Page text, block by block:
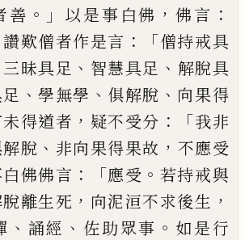
善 。」 以是事白佛 ， 佛言 ：
讚歎僧者作是言 ：「僧持戒具
三昧具足 、 智慧具足 、 解脫具
、學無學 、 俱解脫 、 向果得
得道者 ， 疑不受分 ：「我非
脫 、 非向果得果故 ， 不應受
佛佛言 ：「應受 。 若持戒與
離生死 ， 向泥洹不求後生 ，
、 誦經 、 佐助眾事 。 如是行